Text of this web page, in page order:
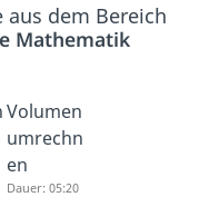
dem Bereich
Mathematik
Volumen
umrechn
en
Dauer: 05:20